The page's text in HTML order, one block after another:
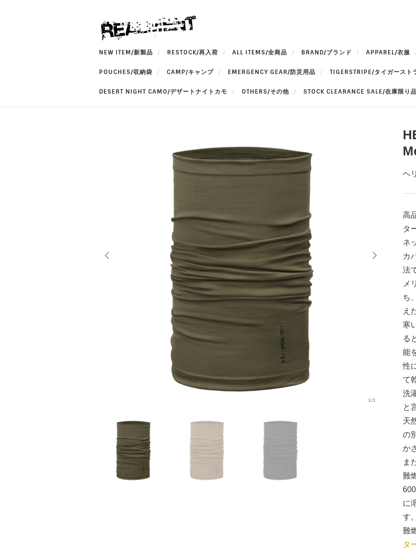
NEW ITEM/新製品 RESTOCK/再入荷 ALL ITEMS/全商品 BRAND/ブランド APPAREL/衣服
POUCHES/収納袋 CAMP/キャンプ EMERGENCY GEAR/防災用品 TIGERSTRIPE/タイガースト
DESERT NIGHT CAMO/デザートナイトカモ OTHERS/その他 STOCK CLEARANCE SALE/在庫限り品
1/3
ヘ
高
タ
ネ
カ
法
メ
ち
え
寒
る
能
性
て
洗
と
天
の
か
ま
難
に
す。
難
タ